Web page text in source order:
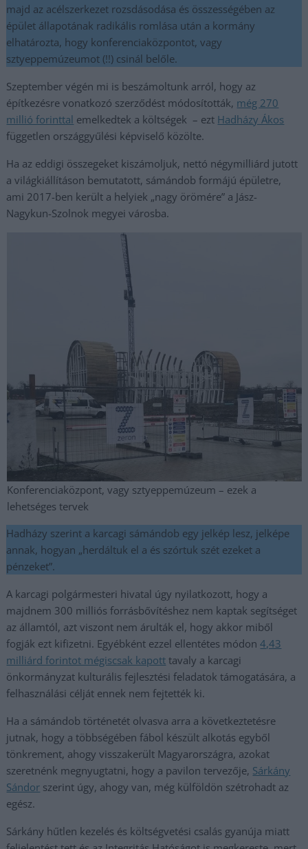
majd az acélszerkezet rozsdásodása és összességében az
épület állapotának radikális romlása után a kormány
elhatározta, hogy konferenciaközpontot, vagy
sztyeppemúzeumot (!!) csinál belőle.
Szeptember végén mi is beszámoltunk arról, hogy az
építkezésre vonatkozó szerződést módosították, még 270
millió forinttal emelkedtek a költségek – ezt Hadházy Ákos
független országgyűlési képviselő közölte.
Ha az eddigi összegeket kiszámoljuk, nettó négymilliárd jutott
a világkiállításon bemutatott, sámándob formájú épületre,
ami 2017-ben került a helyiek „nagy örömére” a Jász-
Nagykun-Szolnok megyei városba.
Konferenciaközpont, vagy sztyeppemúzeum – ezek a
lehetséges tervek
Hadházy szerint a karcagi sámándob egy jelkép lesz, jelképe
annak, hogyan „herdáltuk el a és szórtuk szét ezeket a
pénzeket”.
A karcagi polgármesteri hivatal úgy nyilatkozott, hogy a
majdnem 300 milliós forrásbővítéshez nem kaptak segítséget
az államtól, azt viszont nem árulták el, hogy akkor miből
fogják ezt kifizetni. Egyébként ezzel ellentétes módon4,43
milliárd forintot mégiscsak kapott tavaly a karcagi
önkormányzat kulturális fejlesztési feladatok támogatására, a
felhasználási célját ennek nem fejtették ki.
Ha a sámándob történetét olvasva arra a következtetésre
jutnak, hogy a többségében fábol készült alkotás egyből
tönkrement, ahogy visszakerült Magyarországra, azokat
szeretnénk megnyugtatni, hogy a pavilon tervezője, Sárkány
Sándor szerint úgy, ahogy van, még külföldön szétrohadt az
egész.
Sárkány hűtlen kezelés és költségvetési csalás gyanúja miatt